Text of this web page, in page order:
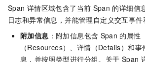
Span 详情区域包含了当前 Span 的详细信
日志和异常信息，并能管理自定义交互事件
附加信息 ：附加信息包含 Span 的属性
（Resources）、详情（Details）和
息，并按照类型进行分组。关于 Span